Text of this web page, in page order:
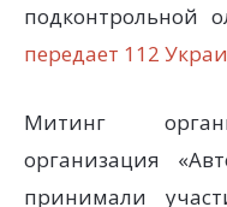
подконтрольной
передает 112
Митинг
организация
принимали